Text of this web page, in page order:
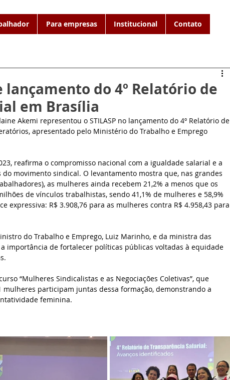
Para empresas Institucional Contato
lançamento do 4º Relatório de
em Brasília
Akemi representou o STILASP no lançamento do 4º Relatório de
apresentado pelo Ministério do Trabalho e Emprego
reafirma o compromisso nacional com a igualdade salarial e a
movimento sindical. O levantamento mostra que, nas grandes
as mulheres ainda recebem 21,2% a menos que os
de vínculos trabalhistas, sendo 41,1% de mulheres e 58,9%
expressiva: R$ 3.908,76 para as mulheres contra R$ 4.958,43 para
do Trabalho e Emprego, Luiz Marinho, e da ministra das
importância de fortalecer políticas públicas voltadas à equidade
“Mulheres Sindicalistas e as Negociações Coletivas”, que
mulheres participam juntas dessa formação, demonstrando a
feminina.